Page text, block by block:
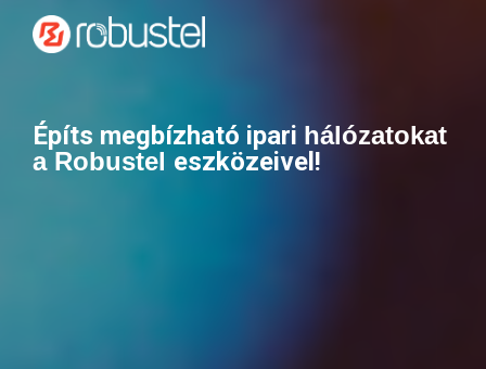
Építs megbízható ipari hálózatokat
a Robustel eszközeivel!